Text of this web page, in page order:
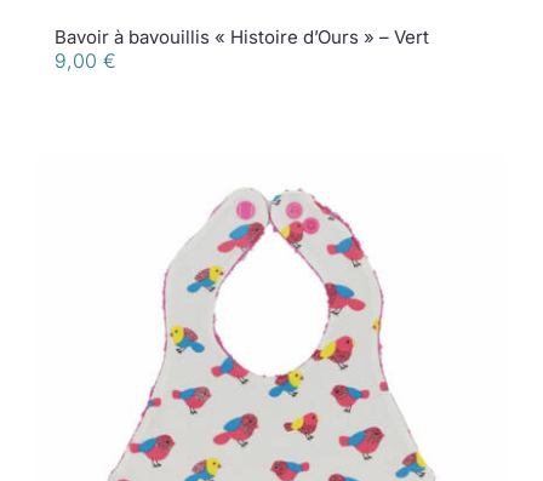
Bavoir à bavouillis « Histoire d’Ours » – Vert
9,00 €